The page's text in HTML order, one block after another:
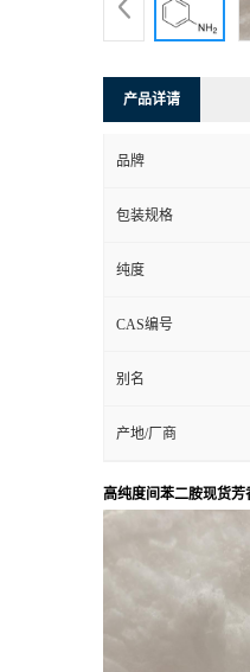
产品详请
品牌
包装规格
纯度
CAS编号
别名
产地/厂商
高纯度间苯二胺现货